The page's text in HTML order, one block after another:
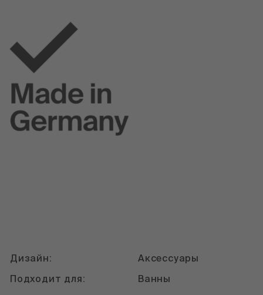
Дизайн: Аксессуары
Подходит для: Ванны